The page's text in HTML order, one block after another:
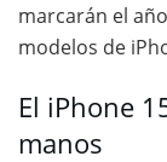
marcarán el
modelos de
El iPhone
manos